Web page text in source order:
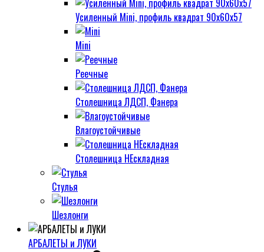
Усиленный Mini, профиль квадрат 90х60х57
Mini
Реечные
Столешница ЛДСП, Фанера
Влагоустойчивые
Столешница НЕскладная
Стулья
Шезлонги
АРБАЛЕТЫ и ЛУКИ